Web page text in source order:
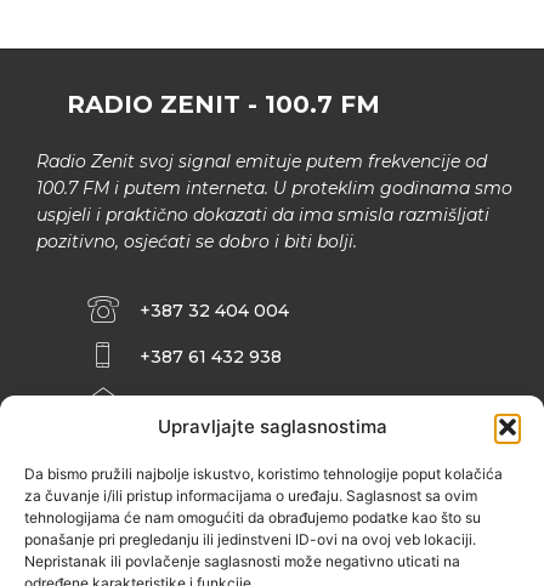
Upravljajte saglasnostima
Da bismo pružili najbolje iskustvo, koristimo tehnologije poput kolačića
za čuvanje i/ili pristup informacijama o uređaju. Saglasnost sa ovim
tehnologijama će nam omogućiti da obrađujemo podatke kao što su
ponašanje pri pregledanju ili jedinstveni ID-ovi na ovoj veb lokaciji.
Nepristanak ili povlačenje saglasnosti može negativno uticati na
RADIO ZENIT - 100.7 FM
Radio Zenit svoj signal emituje putem frekvencije od
100.7 FM i putem interneta. U proteklim godinama smo
uspjeli i praktično dokazati da ima smisla razmišljati
pozitivno, osjećati se dobro i biti bolji.
+387 32 404 004
+387 61 432 938
INFO@ZENIT.BA
ZENIČANKA, 3. SPRAT), 72000 ZENICA